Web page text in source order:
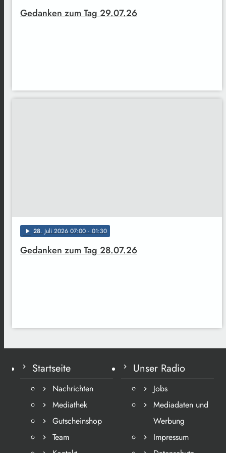
Gedanken zum Tag 29.07.26
play_arrow 28. Juli 2026 07:00 · 01:30
Gedanken zum Tag 28.07.26
Startseite
Nachrichten
Mediathek
Gutscheinshop
Team
Unser Radio
Jobs
Mediadaten und
Werbung
Impressum